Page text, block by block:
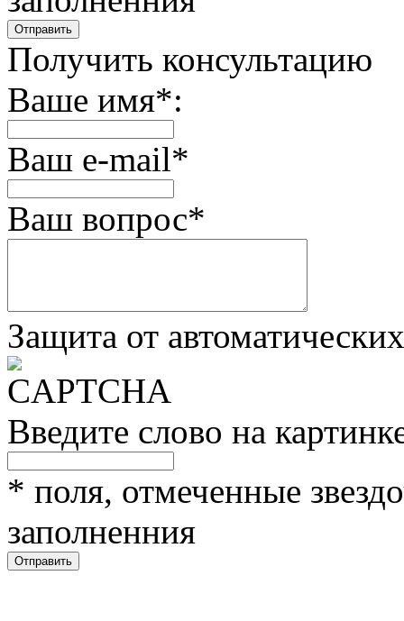
Получить консультацию
Ваше имя*:
Ваш e-mail*
Ваш вопрос*
Защита от
Введите слово на
* поля, отмеченные
заполненния